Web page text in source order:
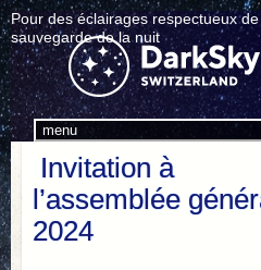
Pour des éclairages respectueux
sauvegarde de la nuit
menu
Invitation à
l’assemblée
2024